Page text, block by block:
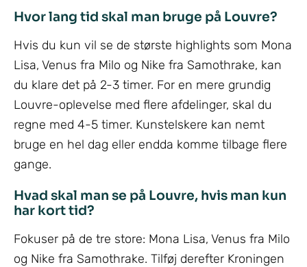
Hvor lang tid skal man bruge på Louvre?
Hvis du kun vil se de største highlights som Mona
Lisa, Venus fra Milo og Nike fra Samothrake, kan
du klare det på 2-3 timer. For en mere grundig
Louvre-oplevelse med flere afdelinger, skal du
regne med 4-5 timer. Kunstelskere kan nemt
bruge en hel dag eller endda komme tilbage flere
gange.
Hvad skal man se på Louvre, hvis man kun
har kort tid?
Fokuser på de tre store: Mona Lisa, Venus fra Milo
og Nike fra Samothrake. Tilføj derefter Kroningen